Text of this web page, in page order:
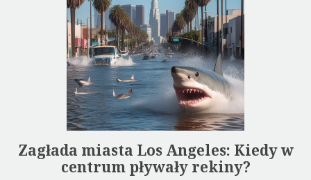
Zagłada miasta Los Angeles: Kiedy w
centrum pływały rekiny?